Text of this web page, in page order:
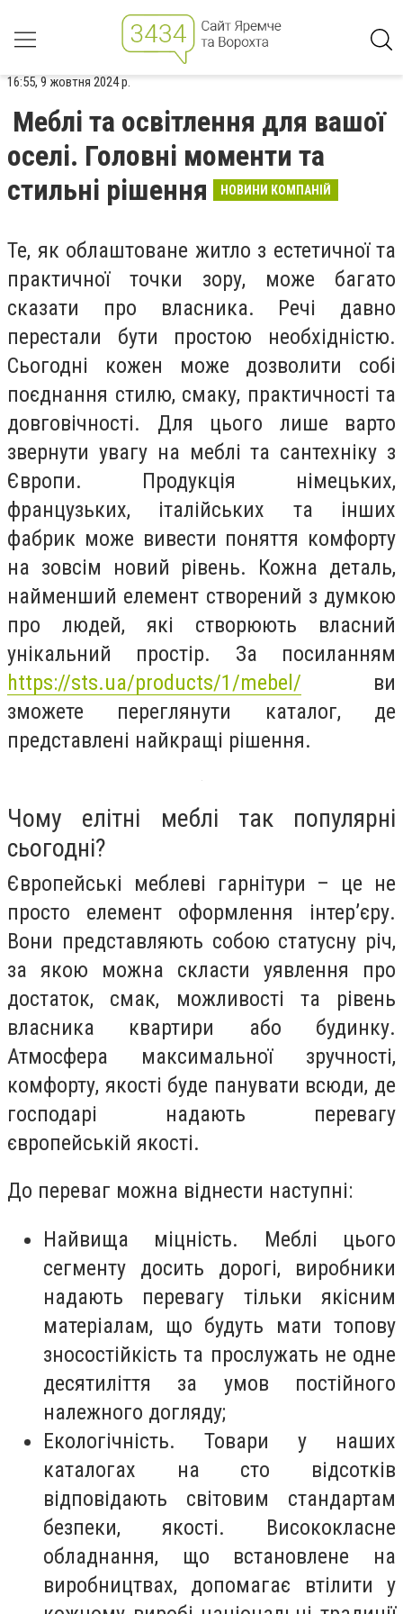
16:55, 9 жовтня 2024 р.
Меблі та освітлення для вашої
оселі. Головні моменти та
стильні рішення
НОВИНИ КОМПАНІЙ
Те, як облаштоване житло з естетичної та
практичної точки зору, може багато
сказати про власника. Речі давно
перестали бути простою необхідністю.
Сьогодні кожен може дозволити собі
поєднання стилю, смаку, практичності та
довговічності. Для цього лише варто
звернути увагу на меблі та сантехніку з
Європи. Продукція німецьких,
французьких, італійських та інших
фабрик може вивести поняття комфорту
на зовсім новий рівень. Кожна деталь,
найменший елемент створений з думкою
про людей, які створюють власний
унікальний простір. За посиланням
https://sts.ua/products/1/mebel/ ви
зможете переглянути каталог, де
представлені найкращі рішення.
Чому елітні меблі так популярні
сьогодні?
Європейські меблеві гарнітури – це не
просто елемент оформлення інтер’єру.
Вони представляють собою статусну річ,
за якою можна скласти уявлення про
достаток, смак, можливості та рівень
власника квартири або будинку.
Атмосфера максимальної зручності,
комфорту, якості буде панувати всюди, де
господарі надають перевагу
європейській якості.
До переваг можна віднести наступні:
Найвища міцність. Меблі цього
сегменту досить дорогі, виробники
надають перевагу тільки якісним
матеріалам, що будуть мати топову
зносостійкість та прослужать не одне
десятиліття за умов постійного
належного догляду;
Екологічність. Товари у наших
каталогах на сто відсотків
відповідають світовим стандартам
безпеки, якості. Висококласне
обладнання, що встановлене на
виробництвах, допомагає втілити у